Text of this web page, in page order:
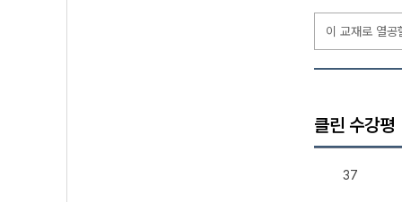
이 교재로 열
클린 수강평
37